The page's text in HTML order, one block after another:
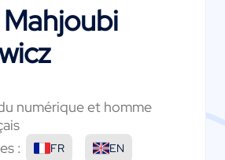
numérique et homme
:
FR EN